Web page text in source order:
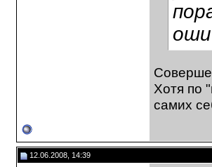
Хотя по
самих
12.06.2008, 14:39